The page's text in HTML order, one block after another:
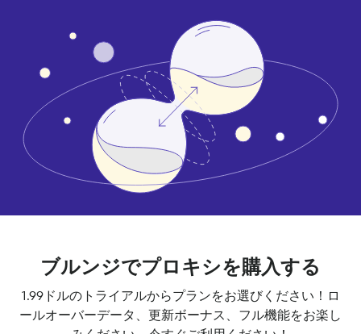
ブルンジでプロキシを購入する
1.99ドルのトライアルからプランをお選びください！ロ
ールオーバーデータ、更新ボーナス、フル機能をお楽し